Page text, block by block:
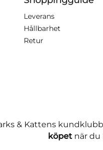
Leverans
Hållbarhet
Retur
& Kattens
köpetnär du